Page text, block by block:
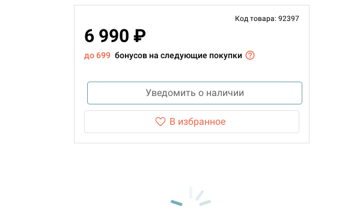
Код товара: 92397
6 990 ₽
до 699 бонусов на следующие покупки
Уведомить о наличии
В избранное